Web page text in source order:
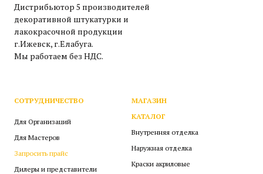
Дистрибьютор 5 производителей
декоративной штукатурки и
лакокрасочной продукции
г.Ижевск, г.Елабуга.
Мы работаем без НДС.
СОТРУДНИЧЕСТВО
Для Организаций
Для Мастеров
Запросить прайс
Дилеры и представители
МАГАЗИН
КАТАЛОГ
Внутренняя отделка
Наружная отделка
Краски акриловые